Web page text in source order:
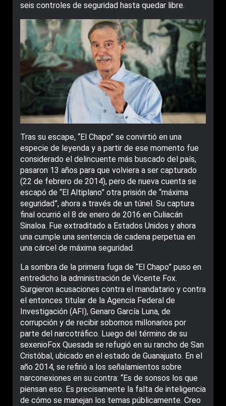
seis controles de seguridad hasta quedar libre.
Tras su escape, “El Chapo” se convirtió en una
especie de leyenda y a partir de ese momento fue
considerado el delincuente más buscado del país,
pasaron 13 años para que volviera a ser capturado
(22 de febrero de 2014), pero de nueva cuenta se
escapó de “El Altiplano” otra prisión de “máxima
seguridad”, ahora a través de un túnel. Su captura
final ocurrió el 8 de enero de 2016 en Culiacán
Sinaloa. Fue extraditado a Estados Unidos y ahora
una cumple una sentencia de cadena perpetua en
una cárcel de máxima seguridad.
La sombra de la primera fuga de “El Chapo” puso en
entredicho la administración de Vicente Fox.
Surgieron acusaciones contra el mandatario y contra
el entonces titular de la Agencia Federal de
Investigación (AFI), Genaro García Luna, de
corrupción y de recibir sobornos millonarios por
parte del narcotráfico. Luego del término de su
sexenioFox Quesada se refugió en su rancho de San
Cristóbal, ubicado en el estado de Guanajuato. En el
año 2014, se refirió a los señalamientos sobre
narconexiones en su contra: “Es de sonsos los que
piensan eso. Es precisamente la falta de inteligencia
de cómo se manejan los temas públicamente. Creo